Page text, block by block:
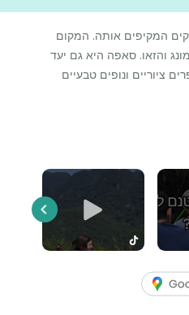
המקיפים אותה. המקום
והזאו. סאפה היא גם יעד
ציוריים ונופים טבעיים
Previous